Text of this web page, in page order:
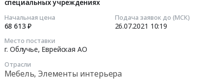
26
специальных учреждениях
Начальная цена
68 613 ₽
Подача заявок до (МСК)
26.07.2021 10:19
Место поставки
г. Облучье, Еврейская АО
Отрасли
Мебель, Элементы интерьера